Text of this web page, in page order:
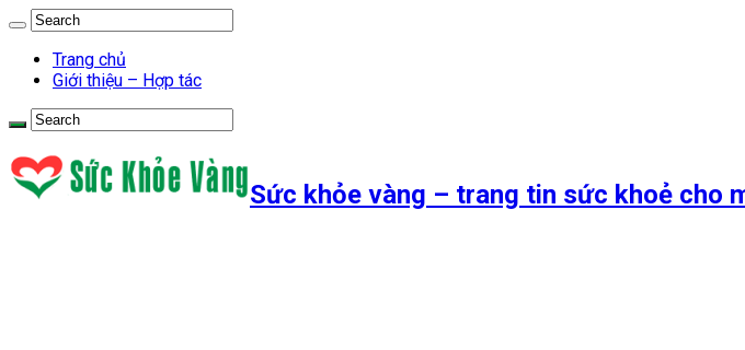
Trang chủ
Giới thiệu – Hợp tác
Sức khỏe vàng – trang tin sức khoẻ cho